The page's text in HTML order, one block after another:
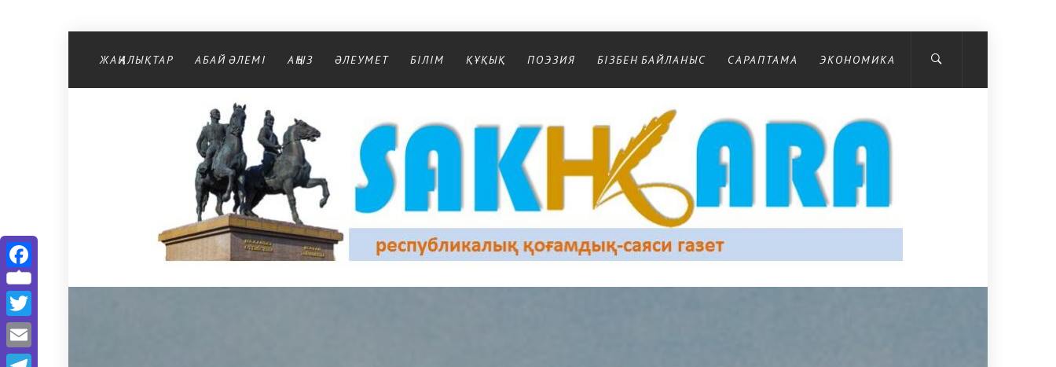
Перейти к содержимому
ЖАҢАЛЫҚТАР АБАЙ ӘЛЕМІ АҢЫЗ ӘЛЕУМЕТ БІЛІМ ҚҰҚЫҚ ПОЭЗИЯ БІЗБЕН БАЙЛАНЫС САРАПТАМА ЭКОНОМИКА
Республикалық қоғамдық-саяси газеті
Facebook
Twitter
Email